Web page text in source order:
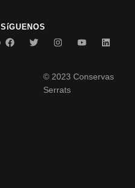
SíGUENOS
© 2023 Conservas
Serrats